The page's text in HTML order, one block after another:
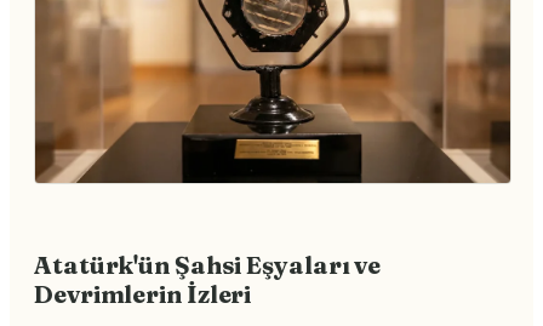
Atatürk'ün Şahsi Eşyaları ve
Devrimlerin İzleri